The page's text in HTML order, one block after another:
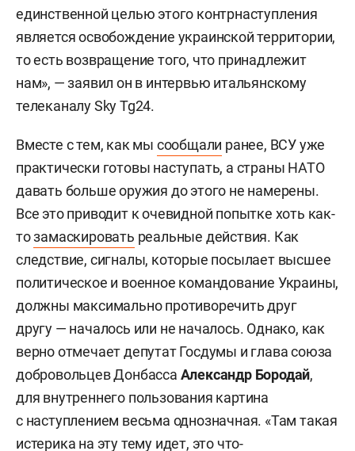
единственной целью этого контрнаступления
является освобождение украинской территории,
то есть возвращение того, что принадлежит
нам», — заявил он в интервью итальянскому
телеканалу Sky Tg24.
Вместе с тем, как мы сообщали ранее, ВСУ уже
практически готовы наступать, а страны НАТО
давать больше оружия до этого не намерены.
Все это приводит к очевидной попытке хоть как-
тозамаскировать реальные действия. Как
следствие, сигналы, которые посылает высшее
политическое и военное командование Украины,
должны максимально противоречить друг
другу — началось или не началось. Однако, как
верно отмечает депутат Госдумы и глава союза
добровольцев Донбасса Александр Бородай,
для внутреннего пользования картина
с наступлением весьма однозначная. «Там такая
истерика на эту тему идет, это что-